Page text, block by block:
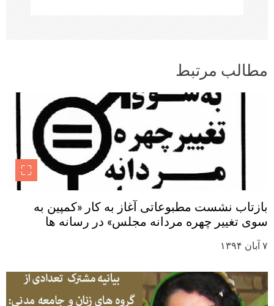
مطالب مرتبط
بازتاب نشست مطبوعاتی آغاز به کار «کمپین به
سوی تغییر چهره مردانه مجلس» در رسانه ها
۷ آبان ۱۳۹۴